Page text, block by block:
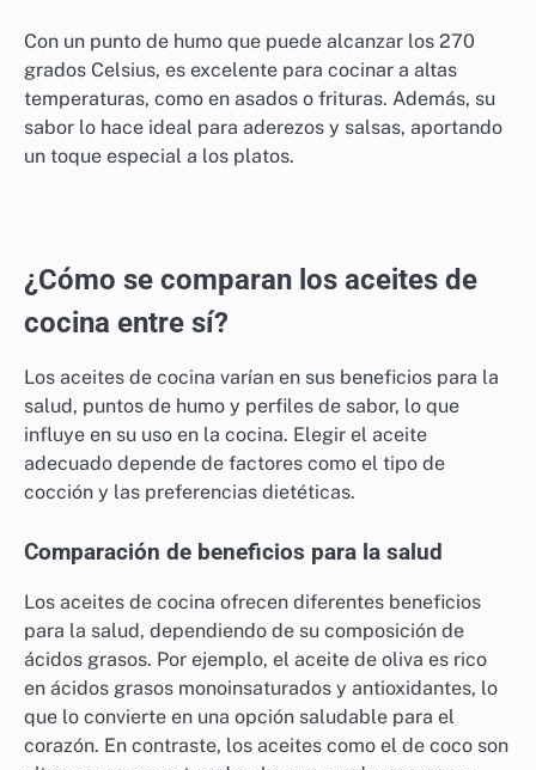
Aceite de aguacate
El aceite de aguacate ha ganado popularidad en los
últimos años gracias a su sabor suave y sus
propiedades saludables. Este aceite es rico en grasas
Con un punto de humo que puede alcanzar los 270
grados Celsius, es excelente para cocinar a altas
temperaturas, como en asados o frituras. Además, su
un toque especial a los platos.
¿Cómo se comparan los aceites de